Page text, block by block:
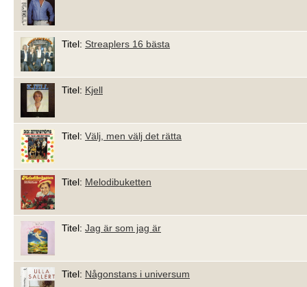
Titel: Streaplers 16 bästa
Titel: Kjell
Titel: Välj, men välj det rätta
Titel: Melodibuketten
Titel: Jag är som jag är
Titel: Någonstans i universum